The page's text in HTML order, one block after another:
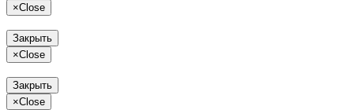
×Close
Закрыть
×Close
Закрыть
×Close